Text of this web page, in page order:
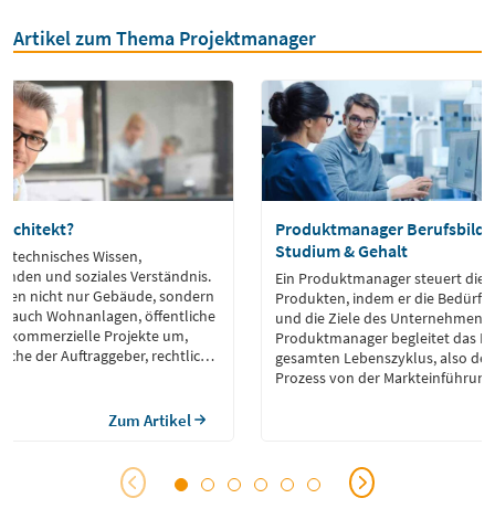
Artikel zum Thema Projektmanager
technisches Wissen,
und soziales Verständnis.
nicht nur Gebäude, sondern
auch Wohnanlagen, öffentliche
kommerzielle Projekte um,
der Auftraggeber, rechtliche
Zum Artikel
Produktmanager Berufsbild
Studium & Gehalt
Ein Produktmanager steuert die
Produkten, indem er die
und die Ziele des Unternehmens
Produktmanager begleitet das
gesamten Lebenszyklus, also
Prozess von der